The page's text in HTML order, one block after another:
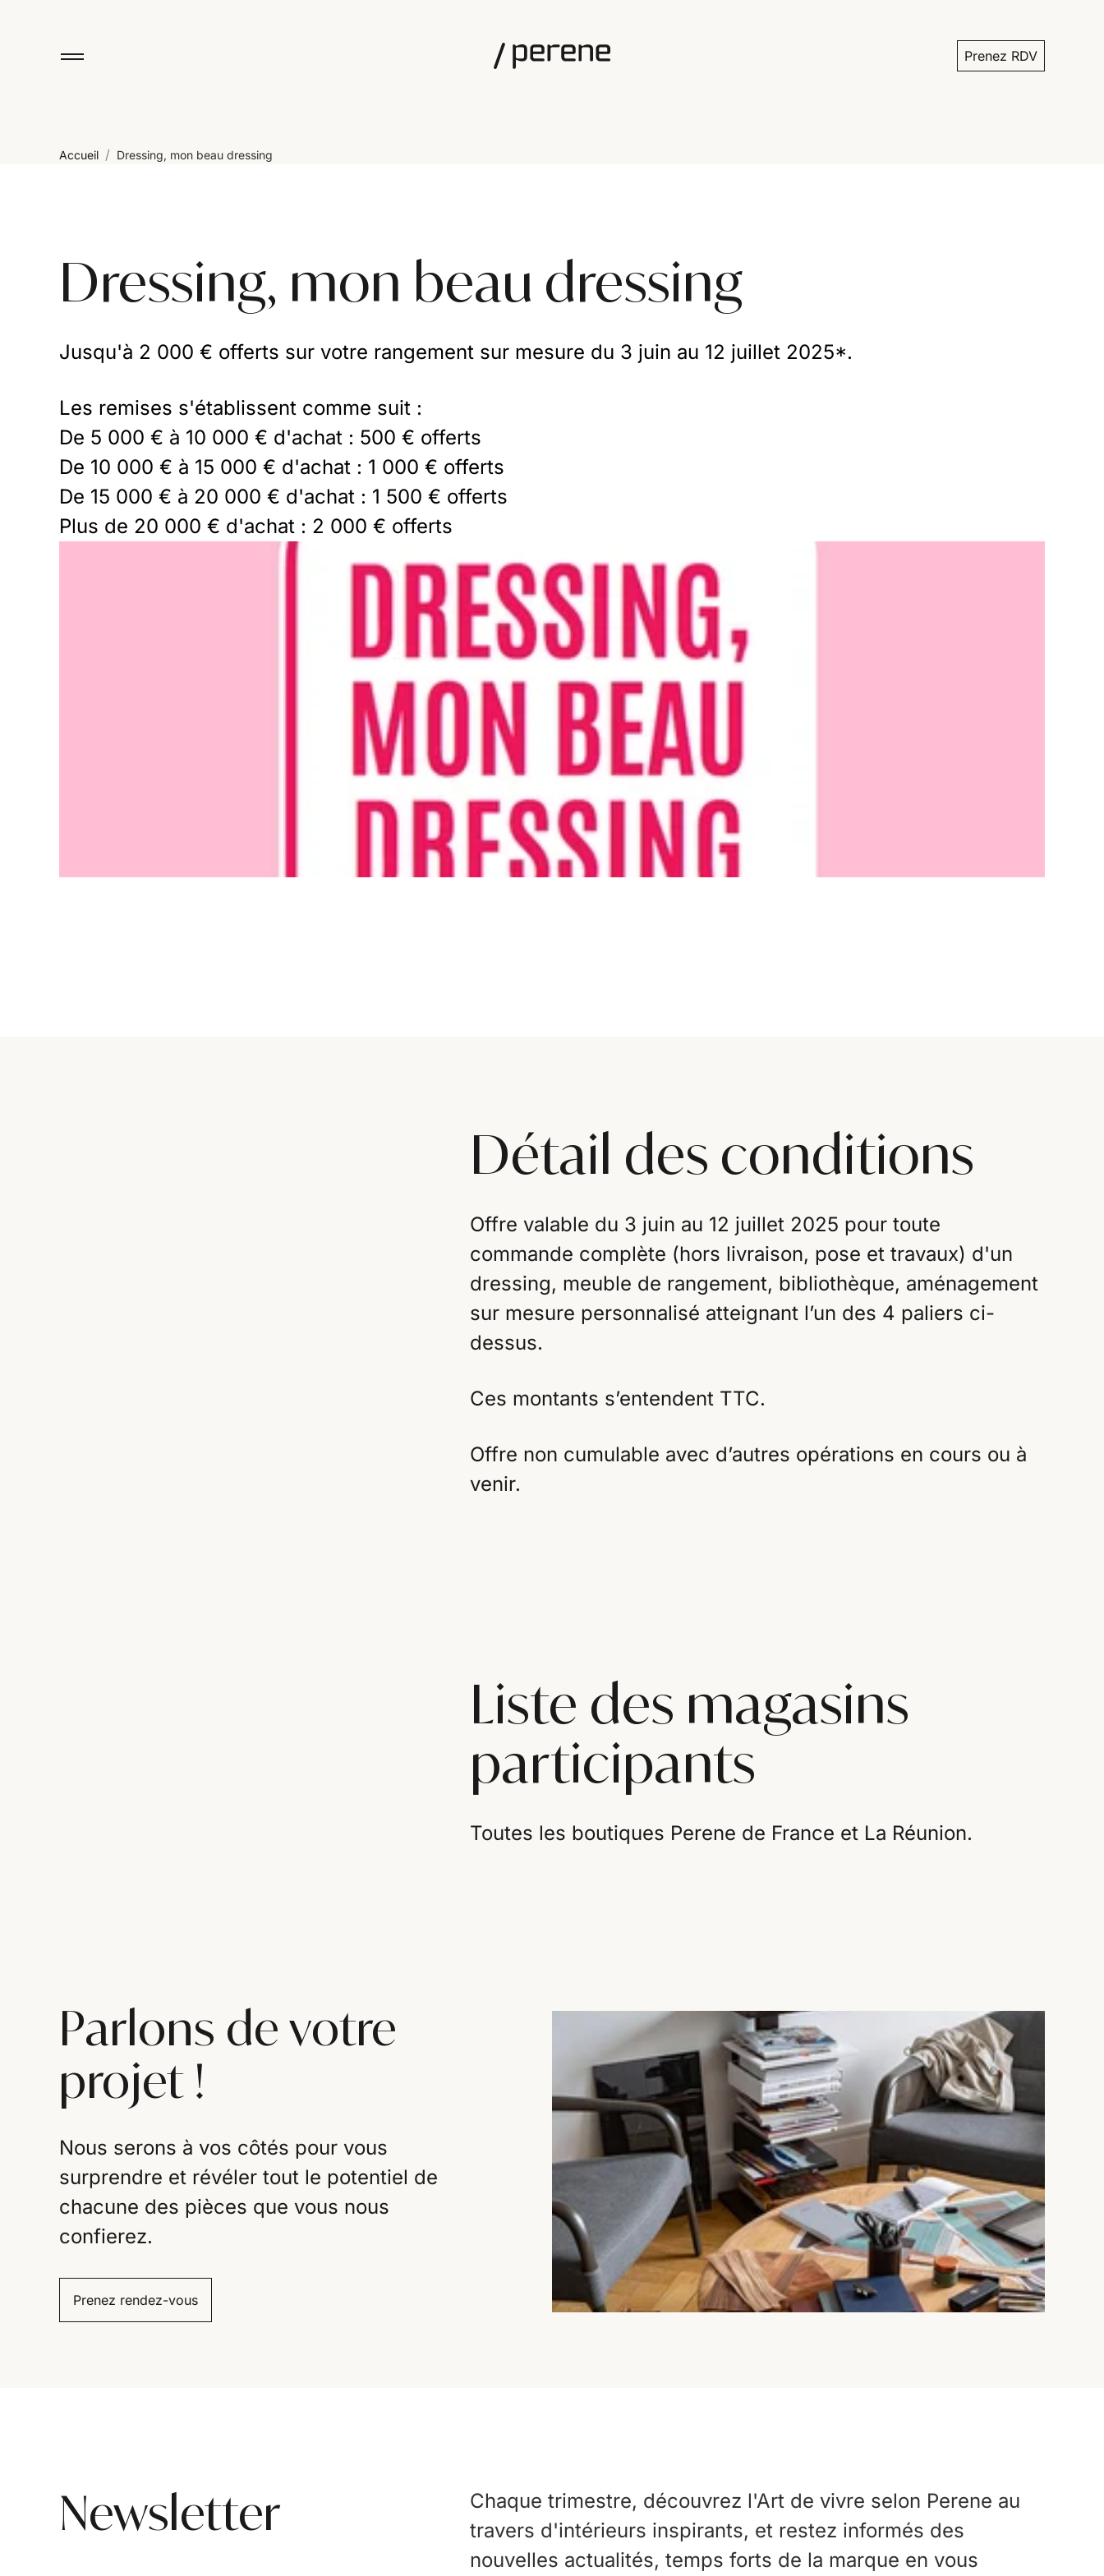
Prenez RDV
Accueil / Dressing, mon beau dressing
Dressing, mon beau dressing
Jusqu'à 2 000 € offerts sur votre rangement sur mesure du 3 juin au 12 juillet 2025*.
Les remises s'établissent comme suit :
De 5 000 € à 10 000 € d'achat : 500 € offerts
De 10 000 € à 15 000 € d'achat : 1 000 € offerts
De 15 000 € à 20 000 € d'achat : 1 500 € offerts
Plus de 20 000 € d'achat : 2 000 € offerts
Détail des conditions
Offre valable du 3 juin au 12 juillet 2025 pour toute
commande complète (hors livraison, pose et travaux) d'un
dressing, meuble de rangement, bibliothèque, aménagement
sur mesure personnalisé atteignant l’un des 4 paliers ci-
dessus.
Ces montants s’entendent TTC.
Offre non cumulable avec d’autres opérations en cours ou à
venir.
Liste des magasins
participants
Toutes les boutiques Perene de France et La Réunion.
Parlons de votre
projet !
Nous serons à vos côtés pour vous
surprendre et révéler tout le potentiel de
chacune des pièces que vous nous
confierez.
Prenez rendez-vous
Newsletter
Chaque trimestre, découvrez l'Art de vivre selon Perene au
travers d'intérieurs inspirants, et restez informés des
nouvelles actualités, temps forts de la marque en vous